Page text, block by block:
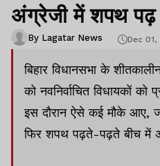
अंग्रेजी में शपथ पढ़
By Lagatar News Dec 01,
बिहार विधानसभा के
को नवनिर्वाचित विधायकों
इस दौरान ऐसे कई मौके आए,
फिर शपथ पढ़ते-पढ़ते बीच में